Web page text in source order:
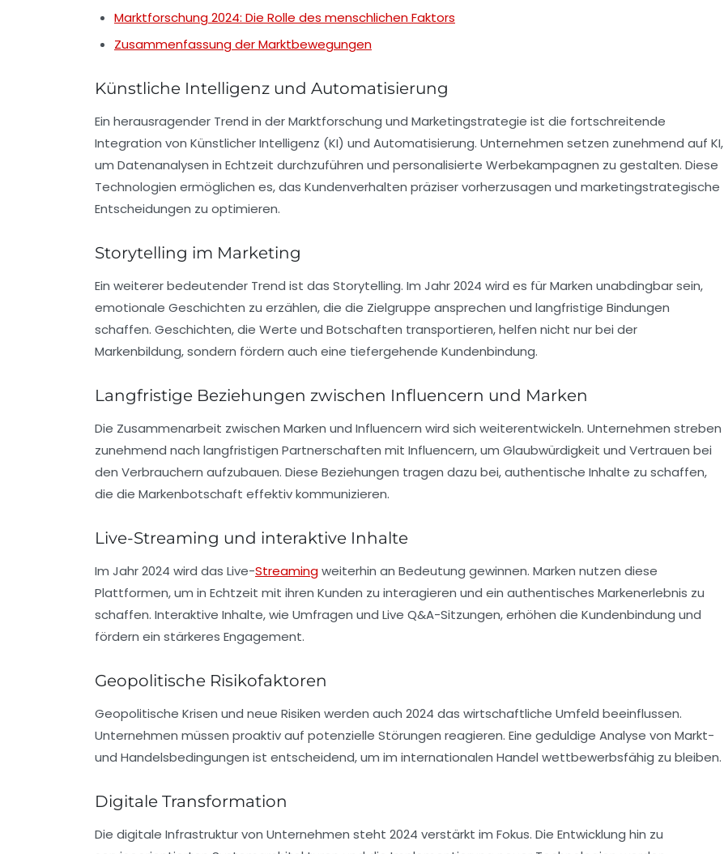
Marktforschung 2024: Die Rolle des menschlichen Faktors
Zusammenfassung der Marktbewegungen
Künstliche Intelligenz und Automatisierung
Ein herausragender Trend in derMarktforschung und Marketingstrategie ist die fortschreitende
Integration von Künstlicher Intelligenz (KI) und Automatisierung. Unternehmen setzen zunehmend auf KI,
um Datenanalysen in Echtzeit durchzuführen und personalisierte Werbekampagnen zu gestalten. Diese
Technologien ermöglichen es, das Kundenverhalten präziser vorherzusagen und marketingstrategische
Entscheidungen zu optimieren.
Storytelling im Marketing
Ein weiterer bedeutender Trend ist das Storytelling. Im Jahr 2024 wird es für Marken unabdingbar sein,
emotionale Geschichten zu erzählen, die die Zielgruppe ansprechen und langfristige Bindungen
schaffen. Geschichten, die Werte und Botschaften transportieren, helfen nicht nur bei der
Markenbildung, sondern fördern auch eine tiefergehende Kundenbindung.
Langfristige Beziehungen zwischen Influencern und Marken
Die Zusammenarbeit zwischen Marken und Influencern wird sich weiterentwickeln. Unternehmen streben
zunehmend nach langfristigen Partnerschaften mit Influencern, um Glaubwürdigkeit und Vertrauen bei
den Verbrauchern aufzubauen. Diese Beziehungen tragen dazu bei, authentische Inhalte zu schaffen,
die die Markenbotschaft effektiv kommunizieren.
Live-Streaming und interaktive Inhalte
Im Jahr 2024 wird das Live-Streamingweiterhin an Bedeutung gewinnen. Marken nutzen diese
Plattformen, um in Echtzeit mit ihren Kunden zu interagieren und ein authentisches Markenerlebnis zu
schaffen. Interaktive Inhalte, wie Umfragen und Live Q&A-Sitzungen, erhöhen die Kundenbindung und
fördern ein stärkeres Engagement.
Geopolitische Risikofaktoren
Geopolitische Krisen und neue Risiken werden auch 2024 das wirtschaftliche Umfeld beeinflussen.
Unternehmen müssen proaktiv auf potenzielle Störungen reagieren. Eine geduldige Analyse von Markt-
und Handelsbedingungen ist entscheidend, um im internationalen Handel wettbewerbsfähig zu bleiben.
Digitale Transformation
Die digitale Infrastrukturvon Unternehmen steht 2024 verstärkt im Fokus. Die Entwicklung hin zu